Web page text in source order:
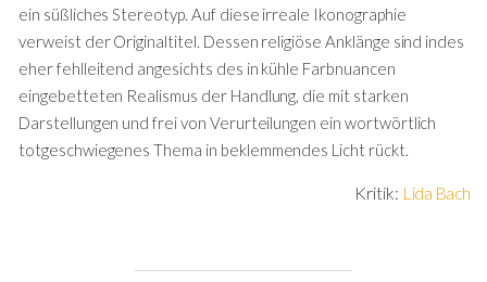
ein süßliches Stereotyp. Auf diese irreale Ikonographie
verweist der Originaltitel. Dessen religiöse Anklänge sind indes
eher fehlleitend angesichts des in kühle Farbnuancen
eingebetteten Realismus der Handlung, die mit starken
Darstellungen und frei von Verurteilungen ein wortwörtlich
totgeschwiegenes Thema in beklemmendes Licht rückt.
Kritik: Lida Bach